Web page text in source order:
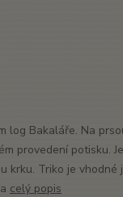
log Bakaláře. Na
provedení potisku.
krku. Triko je vhodné
celý popis